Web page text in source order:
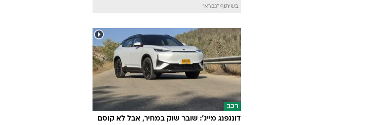
בשיתוף "גברא"
רכב
דונגפנג מייג': שובר שוק במחיר, אבל לא קוסם